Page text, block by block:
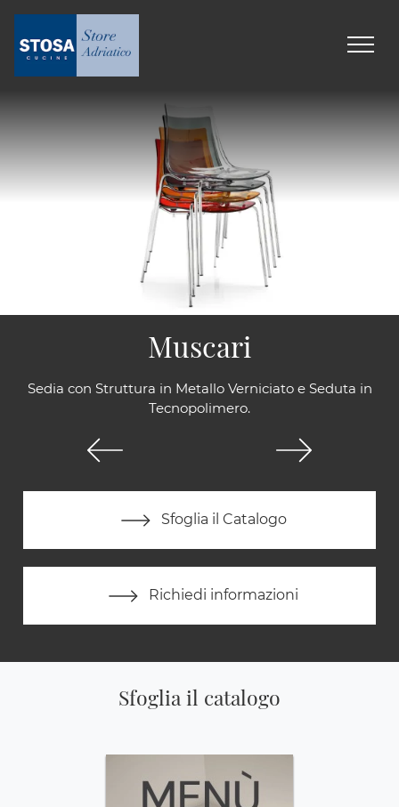
Sedia con Struttura in Metallo Verniciato e Seduta in
Tecnopolimero.
Sfoglia il Catalogo
Richiedi informazioni
Muscari
Sfoglia il catalogo